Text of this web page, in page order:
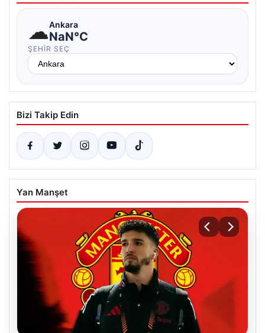
☁Ankara
NaN°C
ŞEHIR SEÇ
Bizi Takip Edin
Yan Manşet